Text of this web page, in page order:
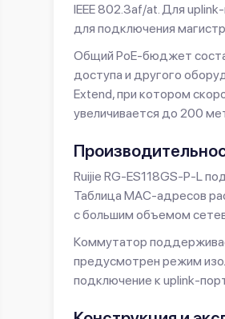
IEEE 802.3af/at. Для
для подключения
Общий PoE-бюджет
доступа и другого
Extend, при котором
увеличивается до 200
Ruijie RG-ES118GS-P-L
Таблица MAC-адресов
с большим объемом
Коммутатор
предусмотрен режим
подключение к uplink-